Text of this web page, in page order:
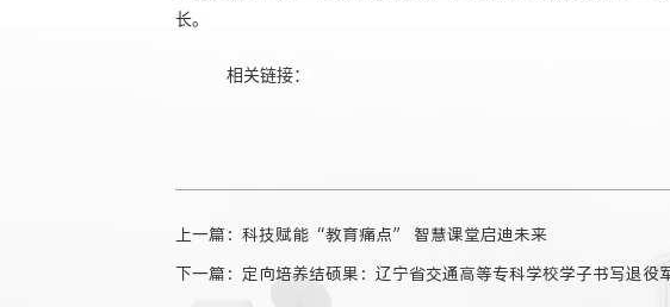
长。
相关链接：
上一篇：科技赋能“教育痛点” 智慧课堂启迪未来
下一篇：定向培养结硕果：辽宁省交通高等专科学校学子书写退役